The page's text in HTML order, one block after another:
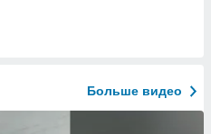
Больше видео